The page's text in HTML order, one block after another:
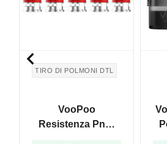
TIRO DI POLMONI DTL
VooPoo
Resistenza PnP-
